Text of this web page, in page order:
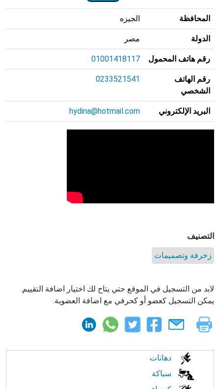
المحافظة الجيزه
الدولة مصر
رقم هاتف المحمول 01001418117
رقم الهاتف
الشخصي
0233521541
البريد الإلكتروني hydina@hotmail.com
التصنيف
زخرفة وتصميمات
لابد من التسجيل في الموقع حتي يتاح لك اختيار اضافة التقييم.
يمكن التسجيل كعضو أو كحرفي مع اضافة العضوية.
الابحار
دهانات
سباكة